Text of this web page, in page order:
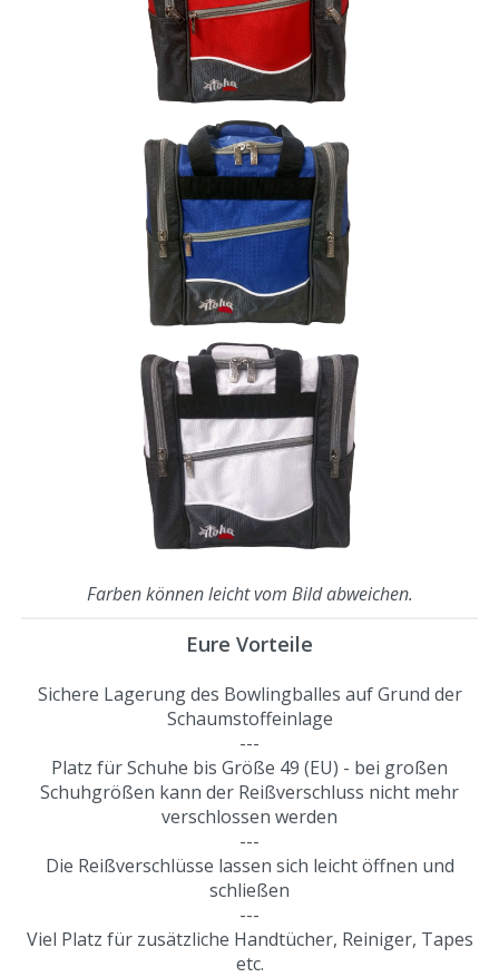
Farben können leicht vom Bild abweichen.
Eure Vorteile
Sichere Lagerung des Bowlingballes auf Grund der
Schaumstoffeinlage
---
Platz für Schuhe bis Größe 49 (EU) - bei großen
Schuhgrößen kann der Reißverschluss nicht mehr
verschlossen werden
---
Die Reißverschlüsse lassen sich leicht öffnen und
schließen
---
Viel Platz für zusätzliche Handtücher, Reiniger, Tapes
etc.